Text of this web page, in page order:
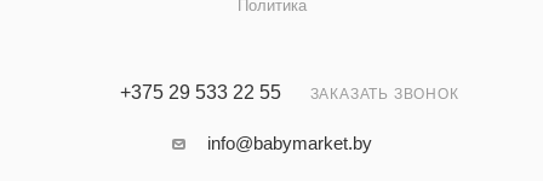
Политика
+375 29 533 22 55 ЗАКАЗАТЬ ЗВОНОК
info@babymarket.by